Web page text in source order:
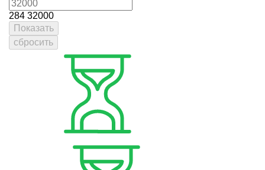
284 32000
Показать
сбросить